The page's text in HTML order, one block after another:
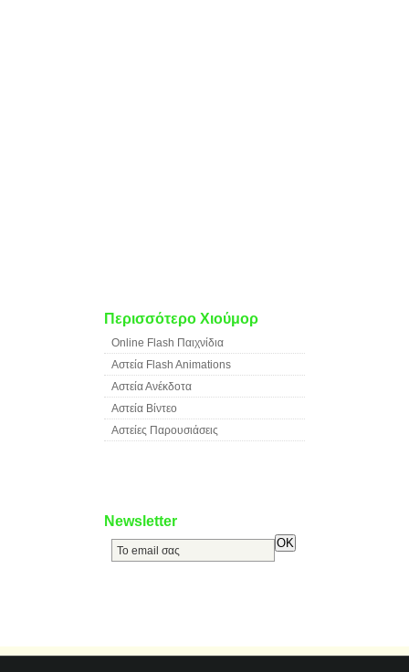
Περισσότερο Χιούμορ
Online Flash Παιχνίδια
Αστεία Flash Animations
Αστεία Ανέκδοτα
Αστεία Βίντεο
Αστείες Παρουσιάσεις
Newsletter